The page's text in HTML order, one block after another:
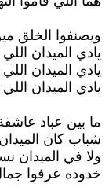
ويصنفوا الخلق
يادي الميدان
يادي الميدان
يادي الميدان
ما بين عباد
شباب كان
ولا في الميدان
خدوده عرفوا